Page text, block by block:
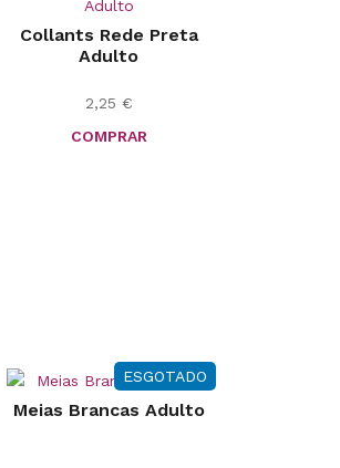
Collants Rede Preta
Adulto
2,25 €
COMPRAR
ESGOTADO
Meias Brancas Adulto